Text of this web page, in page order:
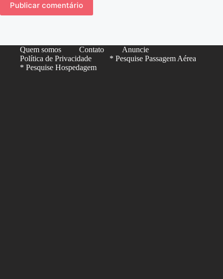
Publicar comentário
Quem somos Contato
Anuncie
Política de Privacidade
* Pesquise Passagem Aérea
* Pesquise Hospedagem